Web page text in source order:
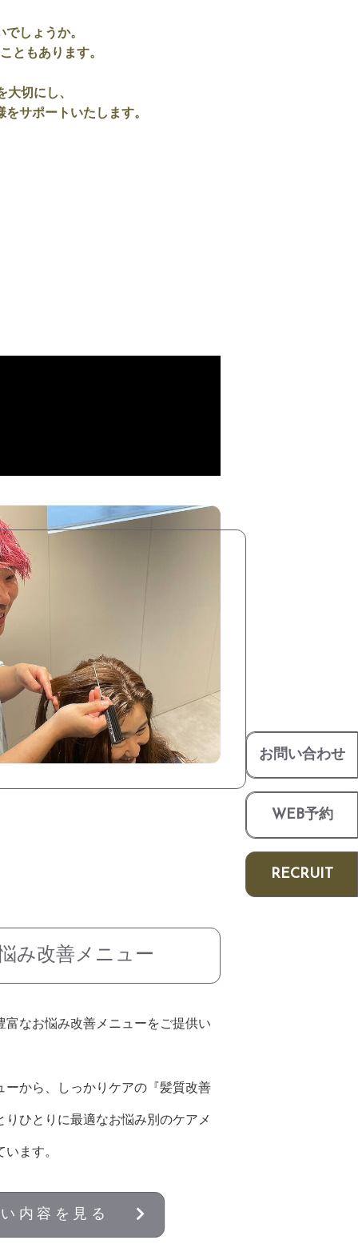
お問い合わせ
WEB予約
RECRUIT
しょうか。
ともあります。
切にし、
サポートいたします。
み改善メニュー
富なお悩み改善メニューをご提供い
ーから、しっかりケアの『髪質改善
ひとりに最適なお悩み別のケアメ
ます。
内容を見る